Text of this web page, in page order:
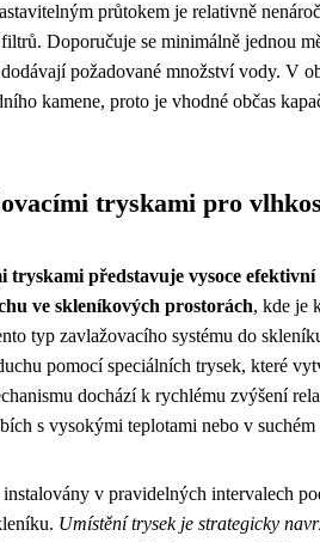
průtokem je relativně
Doporučuje se minimálně jednou
požadované množství vody. V
kamene, proto je vhodné občas
tryskami pro
tryskami představuje vysoce
ve skleníkových prostorách, kde je
typ zavlažovacího systému do
pomocí speciálních trysek, které
dochází k rychlému zvýšení
s vysokými teplotami nebo v
v pravidelných intervalech
Umístění trysek je strategicky